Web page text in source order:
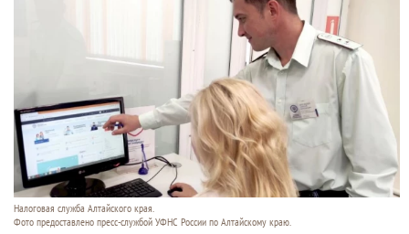
Налоговая служба Алтайского края.
Фото предоставлено пресс-службой УФНС России по Алтайскому краю.